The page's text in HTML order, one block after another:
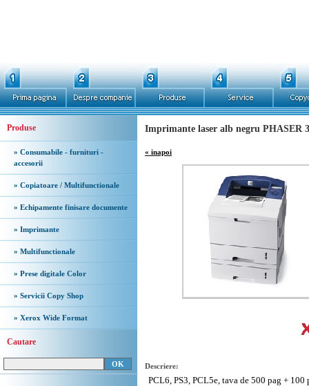
Produse
» Consumabile - furnituri -
accesorii
» Copiatoare / Multifunctionale
» Echipamente finisare documente
» Imprimante
» Multifunctionale
» Prese digitale Color
» Servicii Copy Shop
» Xerox Wide Format
Cautare
Imprimante laser alb negru PHASER
« inapoi
Descriere:
PCL6, PS3, PCL5e, tava de 500 pag +